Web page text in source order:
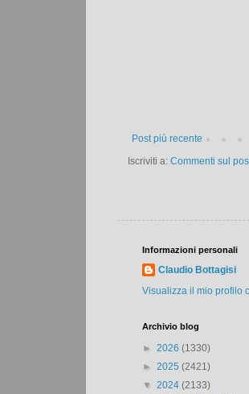
Post più recente
Iscriviti a: Commenti sul
Informazioni personali
Claudio Bottagisi
Visualizza il mio profilo
Archivio blog
► 2026 (1330)
► 2025 (2421)
▼ 2024 (2133)